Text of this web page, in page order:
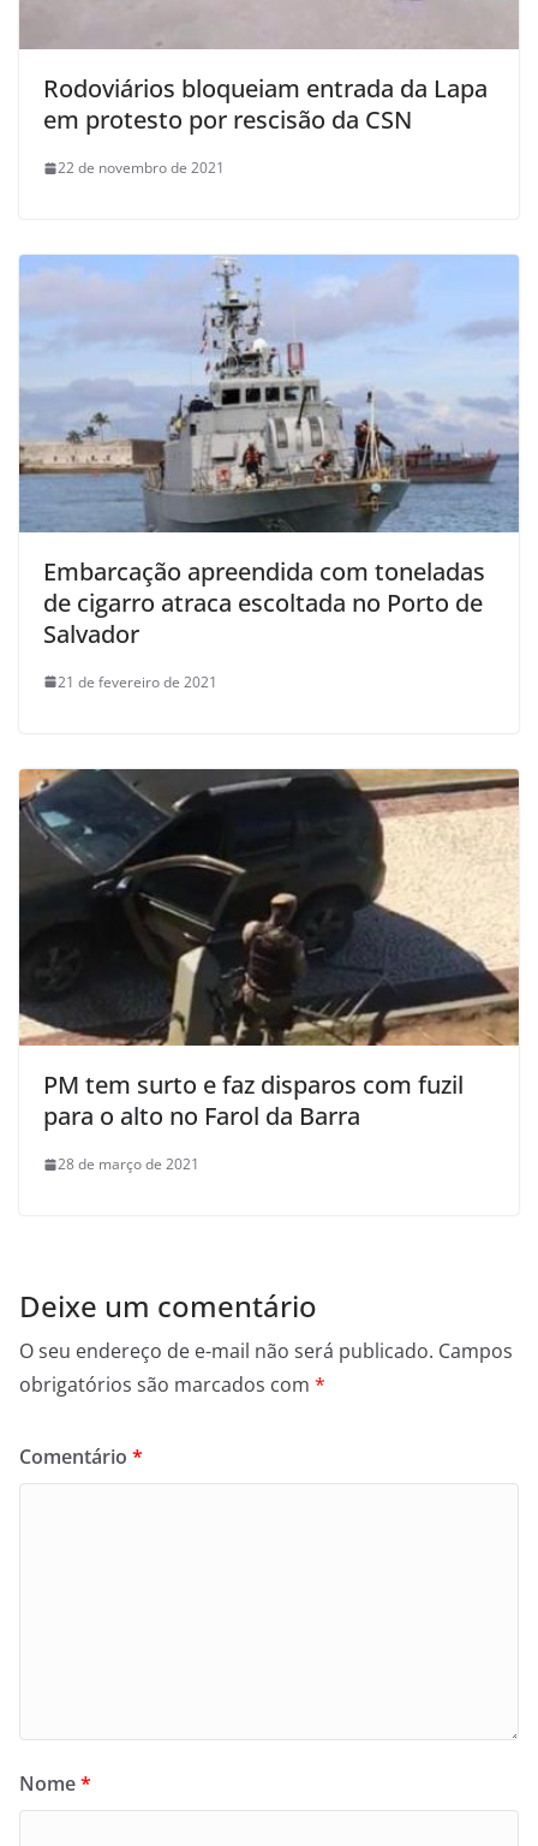
Rodoviários bloqueiam entrada da Lapa
em protesto por rescisão da CSN
22 de novembro de 2021
Embarcação apreendida com toneladas
de cigarro atraca escoltada no Porto de
Salvador
21 de fevereiro de 2021
PM tem surto e faz disparos com fuzil
para o alto no Farol da Barra
28 de março de 2021
Deixe um comentário
O seu endereço de e-mail não será publicado. Campos
obrigatórios são marcados com *
Comentário *
Nome*